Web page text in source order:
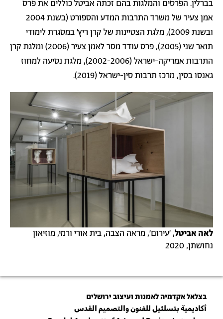
בברלין. הפרסים והמלגות בהם זכתה אביטל כוללים את פרס
אמן צעיר של משרד התרבות המדע והספורט (בשנת 2004
ובשנת 2009), מלגת הצטיינות של קרן ריץ' במסגרת לימודי
תואר שני (2005), פרס עודד מסר לאמן צעיר (2006) ומלגת קרן
התרבות אמריקה-ישראל (2002-2006), מלגת נסיעה למחוז
גאנסו בסין, מרכז תרבות סין-ישראל (2019).
לאה אביטל, ׳עירום׳, מראה הצבה, בית אורי ורמי, מוזיאון
נחושתן, 2020
בצלאל אקדמיה לאמנות ועיצוב ירושלים
أكاديمية بتسلئيل للفنون والتصميم القدس